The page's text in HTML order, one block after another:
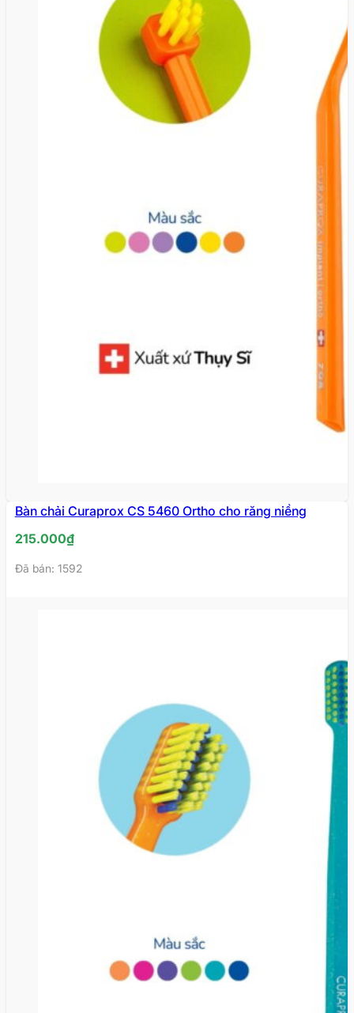
Bàn chải Curaprox CS 5460 Ortho cho răng niềng
215.000₫
Đã bán: 1592